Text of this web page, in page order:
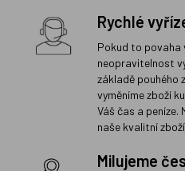
Rychlé
Pokud to povaha
neopravitelnost
základě pouhého
vyměníme zboží
Váš čas a
naše kvalitní
Milujeme